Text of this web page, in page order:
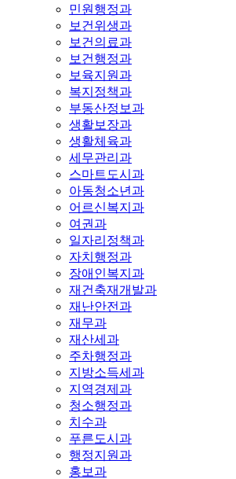
민원행정과
보건위생과
보건의료과
보건행정과
보육지원과
복지정책과
부동산정보과
생활보장과
생활체육과
세무관리과
스마트도시과
아동청소년과
어르신복지과
여권과
일자리정책과
자치행정과
장애인복지과
재건축재개발과
재난안전과
재무과
재산세과
주차행정과
지방소득세과
지역경제과
청소행정과
치수과
푸른도시과
행정지원과
홍보과